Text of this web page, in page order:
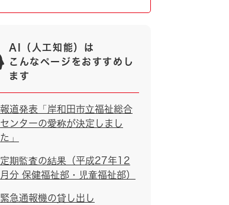
AI（人工知能）は
こんなページをおすすめし
ます
報道発表「岸和田市立福祉総合
センターの愛称が決定しまし
た」
定期監査の結果（平成27年12
月分 保健福祉部・児童福祉部）
緊急通報機の貸し出し